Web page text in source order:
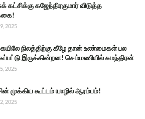
கட்சிக்கு கஜேந்திரகுமார் விடுத்த
2025
நிலத்திற்கு கீழே தான் உண்மைகள் பல
இருக்கின்றன! செம்மணியில் சுமந்திரன்
2025
முக்கிய கூட்டம் யாழில் ஆரம்பம்!
2025